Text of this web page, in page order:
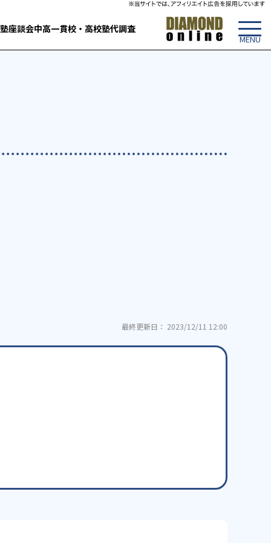
座談会中高一貫校・高校塾代調査
最終更新日： 2023/12/11 12:00